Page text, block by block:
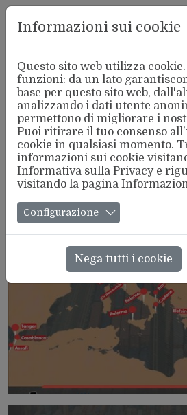
Aderente
ASSEMBLEE
Da Genova riparte la
Mediterraneo contro le
almeno 21 scali in
febbraio
Roma, 23/01/2026 19:23
Informazioni sui cookie
Questo sito web utilizza
funzioni: da un lato
base per questo sito web,
analizzando i dati utente
permettono di migliorare i
Puoi ritirare il tuo consenso
cookie in qualsiasi momento.
informazioni sui cookie
Informativa sulla Privacye
visitando la pagina
Configurazione
Nega tutti i cookie